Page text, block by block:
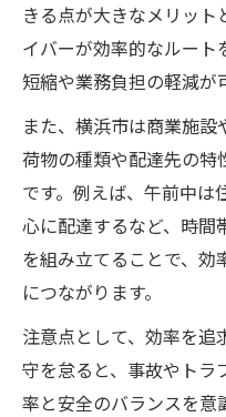
きる点が大きなメリット
イバーが効率的なルート
短縮や業務負担の軽減が
また、横浜市は商業施設
荷物の種類や配達先の
です。例えば、午前中は
心に配達するなど、時間
を組み立てることで、
につながります。
注意点として、効率を
守を怠ると、事故やトラ
率と安全のバランスを意